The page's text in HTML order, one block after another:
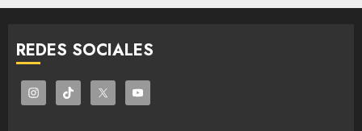
REDES SOCIALES